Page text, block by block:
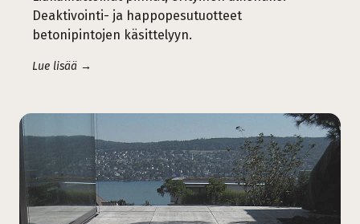
Deaktivointi- ja happopesutuotteet
betonipintojen käsittelyyn.
Lue lisää →